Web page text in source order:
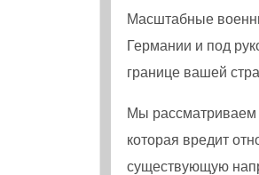
Масштабные
Германии и под
границе вашей
Мы рассматриваем
которая вредит
существующую